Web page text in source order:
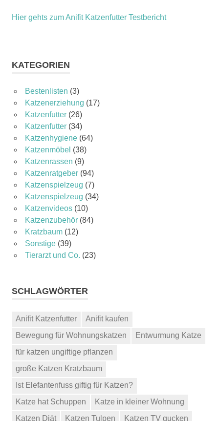
Hier gehts zum Anifit Katzenfutter Testbericht
KATEGORIEN
Bestenlisten (3)
Katzenerziehung (17)
Katzenfutter(26)
Katzenfutter(34)
Katzenhygiene(64)
Katzenmöbel (38)
Katzenrassen (9)
Katzenratgeber(94)
Katzenspielzeug (7)
Katzenspielzeug (34)
Katzenvideos(10)
Katzenzubehör(84)
Kratzbaum(12)
Sonstige(39)
Tierarzt und Co. (23)
SCHLAGWÖRTER
Anifit Katzenfutter
Anifit kaufen
Bewegung für Wohnungskatzen
Entwurmung Katze
für katzen ungiftige pflanzen
große Katzen Kratzbaum
Ist Elefantenfuss giftig für Katzen?
Katze hat Schuppen
Katze in kleiner Wohnung
Katzen Diät
Katzen Tulpen
Katzen TV gucken